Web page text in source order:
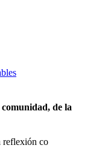
de la
reflexión co